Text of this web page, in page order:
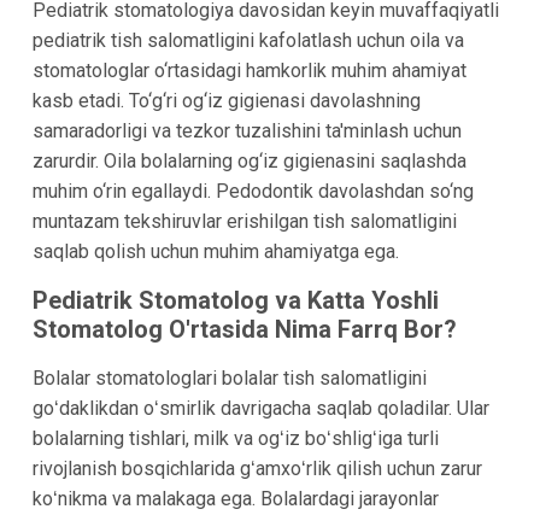
Pediatrik stomatologiya davosidan keyin muvaffaqiyatli
pediatrik tish salomatligini kafolatlash uchun oila va
stomatologlar o‘rtasidagi hamkorlik muhim ahamiyat
kasb etadi. To‘g‘ri og‘iz gigienasi davolashning
samaradorligi va tezkor tuzalishini ta'minlash uchun
zarurdir. Oila bolalarning og‘iz gigienasini saqlashda
muhim o‘rin egallaydi. Pedodontik davolashdan so‘ng
muntazam tekshiruvlar erishilgan tish salomatligini
saqlab qolish uchun muhim ahamiyatga ega.
Pediatrik Stomatolog va Katta Yoshli
Stomatolog O'rtasida Nima Farrq Bor?
Bolalar stomatologlari bolalar tish salomatligini
goʻdaklikdan oʻsmirlik davrigacha saqlab qoladilar. Ular
bolalarning tishlari, milk va ogʻiz boʻshligʻiga turli
rivojlanish bosqichlarida gʻamxoʻrlik qilish uchun zarur
koʻnikma va malakaga ega. Bolalardagi jarayonlar